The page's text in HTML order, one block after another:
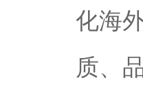
化海
质、